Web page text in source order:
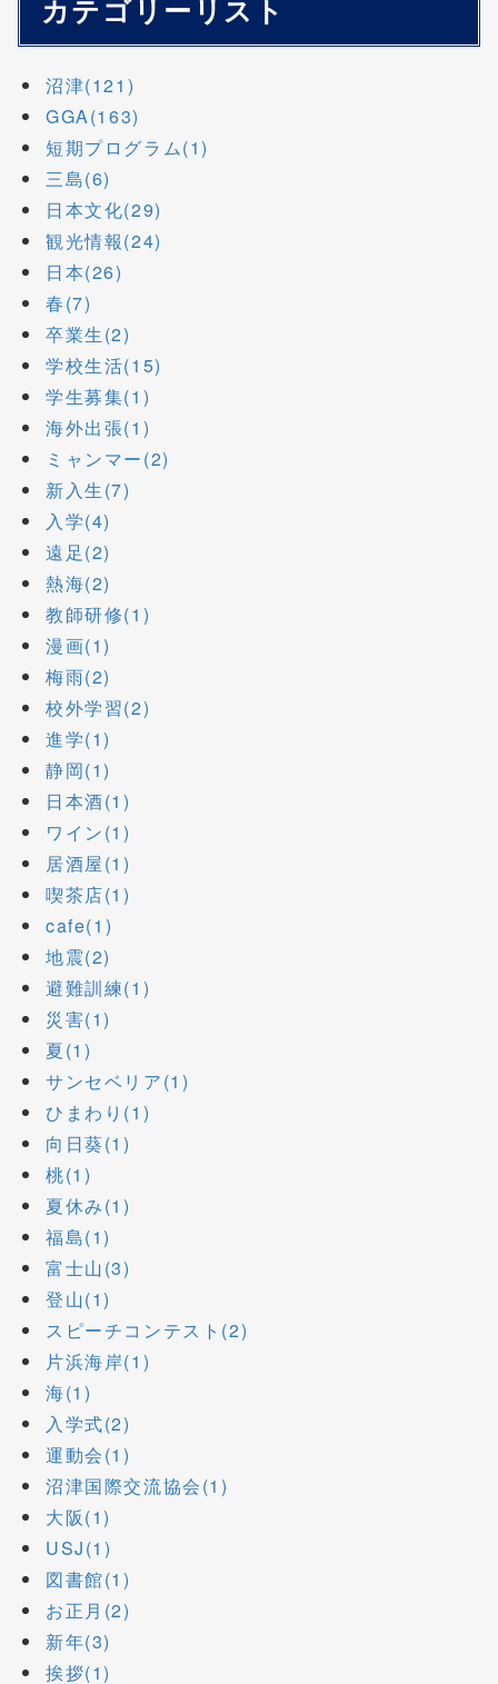
カテゴリーリスト
沼津(121)
GGA(163)
短期プログラム(1)
三島(6)
日本文化(29)
観光情報(24)
日本(26)
春(7)
卒業生(2)
学校生活(15)
学生募集(1)
海外出張(1)
ミャンマー(2)
新入生(7)
入学(4)
遠足(2)
熱海(2)
教師研修(1)
漫画(1)
梅雨(2)
校外学習(2)
進学(1)
静岡(1)
日本酒(1)
ワイン(1)
居酒屋(1)
喫茶店(1)
cafe(1)
地震(2)
避難訓練(1)
災害(1)
夏(1)
サンセベリア(1)
ひまわり(1)
向日葵(1)
桃(1)
夏休み(1)
福島(1)
富士山(3)
登山(1)
スピーチコンテスト(2)
片浜海岸(1)
海(1)
入学式(2)
運動会(1)
沼津国際交流協会(1)
大阪(1)
USJ(1)
図書館(1)
お正月(2)
新年(3)
挨拶(1)